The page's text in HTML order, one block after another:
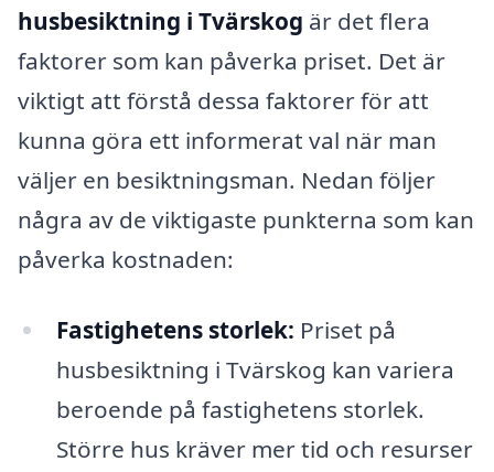
husbesiktning i Tvärskog är det flera
faktorer som kan påverka priset. Det är
viktigt att förstå dessa faktorer för att
kunna göra ett informerat val när man
väljer en besiktningsman. Nedan följer
några av de viktigaste punkterna som kan
påverka kostnaden:
Fastighetens storlek: Priset på
husbesiktning i Tvärskog kan variera
beroende på fastighetens storlek.
Större hus kräver mer tid och resurser